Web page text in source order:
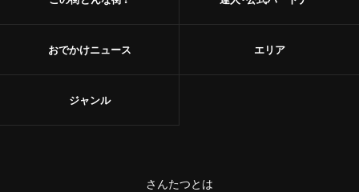
おでかけニュース エリア
ジャンル
さんたつとは